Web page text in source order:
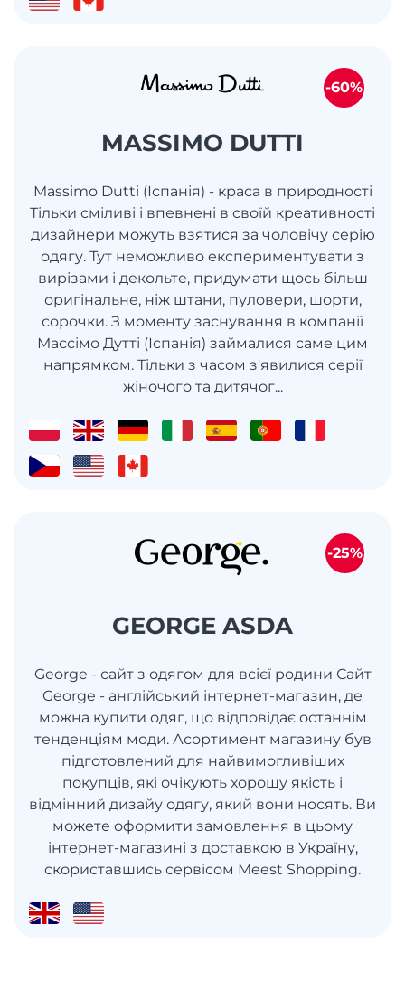
MASSIMO DUTTI
Massimo Dutti (Іспанія) - краса в природності
Тільки сміливі і впевнені в своїй креативності
дизайнери можуть взятися за чоловічу серію
одягу. Тут неможливо експериментувати з
вирізами і декольте, придумати щось більш
оригінальне, ніж штани, пуловери, шорти,
сорочки. З моменту заснування в компанії
Массімо Дутті (Іспанія) займалися саме цим
напрямком. Тільки з часом з'явилися серії
жіночого та дитячог...
-60%
GEORGE ASDA
George - сайт з одягом для всієї родини Сайт
George - англійський інтернет-магазин, де
можна купити одяг, що відповідає останнім
тенденціям моди. Асортимент магазину був
підготовлений для найвимогливіших
покупців, які очікують хорошу якість і
відмінний дизайу одягу, який вони носять. Ви
можете оформити замовлення в цьому
інтернет-магазині з доставкою в Україну,
скориставшись сервісом Meest Shopping.
-25%